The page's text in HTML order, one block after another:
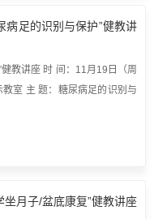
病足的识别与保护”健教讲
教讲座 时 间：11月19日（周
室 主 题：糖尿病足的识别与
坐月子/盆底康复”健教讲座